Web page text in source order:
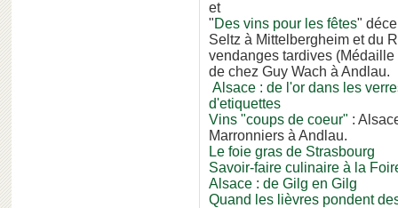
et
"Des vins pour les fêtes"
Seltz à Mittelbergheim et du
vendanges tardives
de chez Guy Wach à Andlau.
Alsace : de l'or dans les
d'etiquettes
Vins "coups de coeur" :
Marronniers à Andlau.
Le foie gras de Strasbourg
Savoir-faire culinaire à la
Alsace : de Gilg en Gilg
Quand les lièvres pondent